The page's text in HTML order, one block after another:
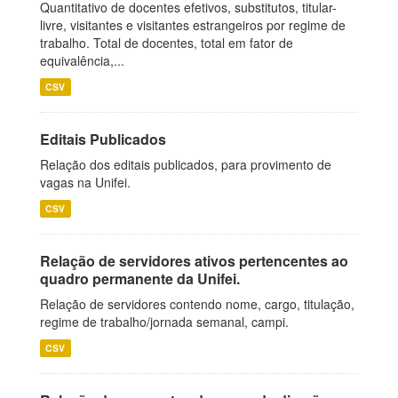
Quantitativo de docentes efetivos, substitutos, titular-
livre, visitantes e visitantes estrangeiros por regime de
trabalho. Total de docentes, total em fator de
equivalência,...
CSV
Editais Publicados
Relação dos editais publicados, para provimento de
vagas na Unifei.
CSV
Relação de servidores ativos pertencentes ao
quadro permanente da Unifei.
Relação de servidores contendo nome, cargo, titulação,
regime de trabalho/jornada semanal, campi.
CSV